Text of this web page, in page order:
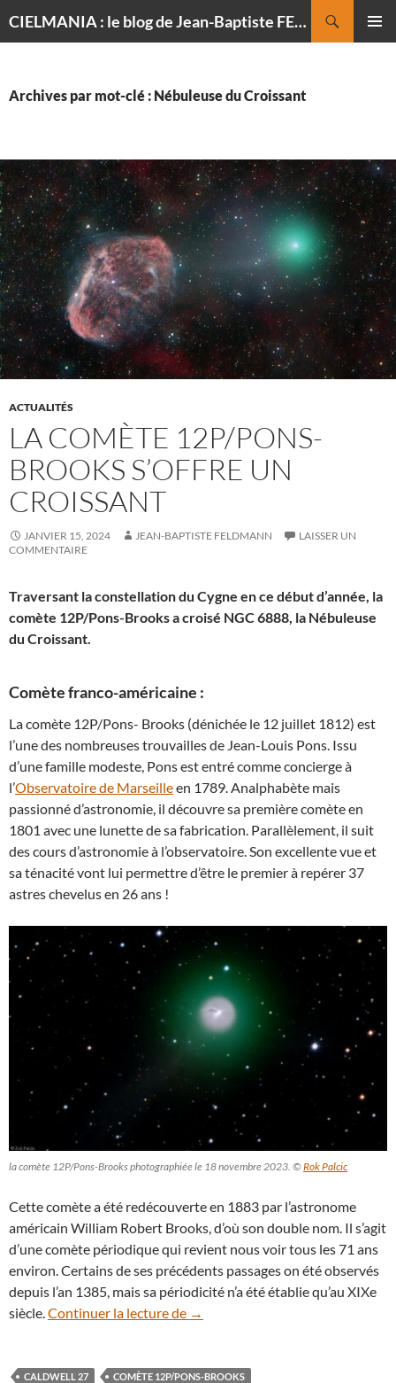
CIELMANIA : le blog de Jean-Baptiste FELDMANN, photographe du ciel
Archives par mot-clé : Nébuleuse du Croissant
ACTUALITÉS
LA COMÈTE 12P/PONS-
BROOKS S’OFFRE UN
CROISSANT
JANVIER 15, 2024 JEAN-BAPTISTE FELDMANN
LAISSER UN
COMMENTAIRE
Traversant la constellation du Cygne en ce début d’année, la
comète 12P/Pons-Brooks a croisé NGC 6888, la Nébuleuse
du Croissant.
Comète franco-américaine :
La comète 12P/Pons- Brooks (dénichée le 12 juillet 1812) est
l’une des nombreuses trouvailles de Jean-Louis Pons. Issu
d’une famille modeste, Pons est entré comme concierge à
l’Observatoire de Marseilleen 1789. Analphabète mais
passionné d’astronomie, il découvre sa première comète en
1801 avec une lunette de sa fabrication. Parallèlement, il suit
des cours d’astronomie à l’observatoire. Son excellente vue et
sa ténacité vont lui permettre d’être le premier à repérer 37
astres chevelus en 26 ans !
la comète 12P/Pons-Brooks photographiée le 18 novembre 2023. ©Rok Palcic
Cette comète a été redécouverte en 1883 par l’astronome
américain William Robert Brooks, d’où son double nom. Il s’agit
d’une comète périodique qui revient nous voir tous les 71 ans
environ. Certains de ses précédents passages on été observés
depuis l’an 1385, mais sa périodicité n’a été établie qu’au XIXe
siècle.Continuer la lecture de La comète 12P/Pons-Brooks
→
CALDWELL 27
COMÈTE 12P/PONS-BROOKS